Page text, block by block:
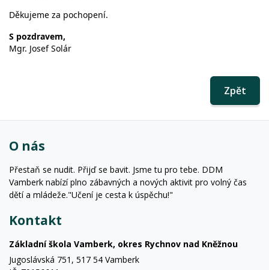
Děkujeme za pochopení.
S pozdravem,
Mgr. Josef Solár
Zpět
O nás
Přestaň se nudit. Přijď se bavit. Jsme tu pro tebe. DDM
Vamberk nabízí plno zábavných a nových aktivit pro volný čas
dětí a mládeže."Učení je cesta k úspěchu!"
Kontakt
Základní škola Vamberk, okres Rychnov nad Kněžnou
Jugoslávská 751, 517 54 Vamberk